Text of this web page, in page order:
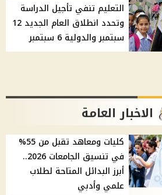
التعليم تنفي تأجيل الدراسة
وتحدد انطلاق العام الجديد 12
سبتمبر والدولية 6 سبتمبر
الاخبار العامة
كليات ومعاهد تقبل من 55%
في تنسيق الجامعات 2026..
أبرز البدائل المتاحة لطلاب
علمي وأدبي